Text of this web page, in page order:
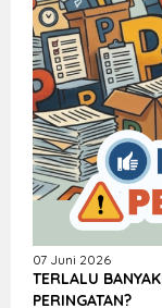
07 Juni 2026
TERLALU
PERINGATAN?